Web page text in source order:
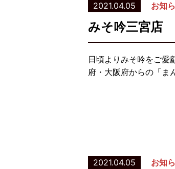
2021.04.05 お知
みそ吟三宮店
日頃よりみそ吟をご愛
府・大阪府からの「ま
2021.04.05 お知